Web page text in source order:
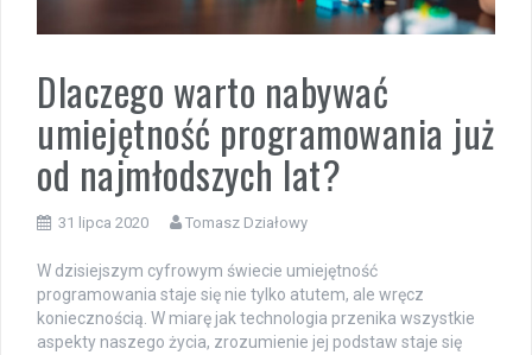
Dlaczego warto nabywać
umiejętność programowania już
od najmłodszych lat?
31 lipca 2020 Tomasz Działowy
W dzisiejszym cyfrowym świecie umiejętność
programowania staje się nie tylko atutem, ale wręcz
koniecznością. W miarę jak technologia przenika wszystkie
aspekty naszego życia, zrozumienie jej podstaw staje się